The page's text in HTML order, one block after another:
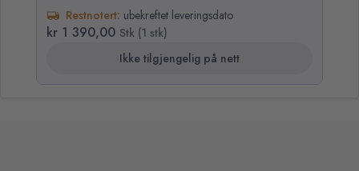
Restnotert: ubekreftet leveringsdato
kr 1 390,00 Stk (1 stk)
Ikke tilgjengelig på nett